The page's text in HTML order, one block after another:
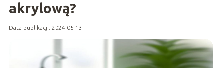
akrylową?
Data publikacji: 2024-05-13